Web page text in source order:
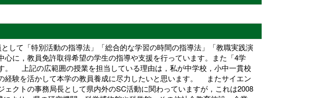
して「特別活動の指導法」「総合的な学習の時間の指導法」「教職実践演
に，教員免許取得希望の学生の指導や支援を行っています。また「4学
。 上記の広範囲の授業を担当している理由は，私が中学校，小中一貫校
経験を活かして本学の教員養成に尽力したいと思います。 またサイエン
クトの事務局長として県内外のSC活動に関わっていますが，これは2008